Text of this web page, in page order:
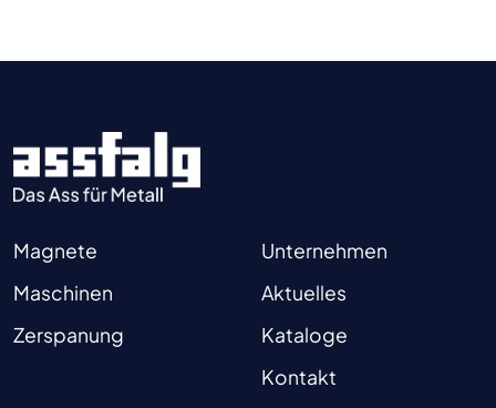
Magnete
Maschinen
Zerspanung
Unternehmen
Aktuelles
Kataloge
Kontakt